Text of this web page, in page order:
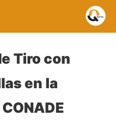
Tiro con
en la